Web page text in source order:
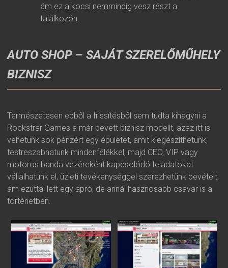
ám ez a kocsi nemmindig vesz részt a
találkozón.
AUTO SHOP – SAJÁT SZERELŐMŰHELY
BIZNISZ
Természetesen ebből a frissítésből sem tudta kihagyni a
Rockstrar Games a már bevett biznisz modellt, azaz itt is
vehetünk sok pénzért egy épületet, amit kiegészíthetünk,
testreszabhatunk mindenfélékkel, majd CEO, VIP vagy
motoros banda vezéreként kapcsolódó feladatokat
vállalhatunk el, üzleti tevékenységgel szerezhetünk bevételt,
ám ezúttal lett egy apró, de annál hasznosabb csavar is a
történetben.